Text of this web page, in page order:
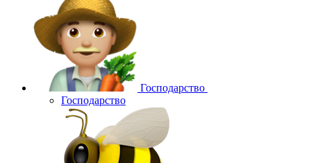
Господарство
Господарство